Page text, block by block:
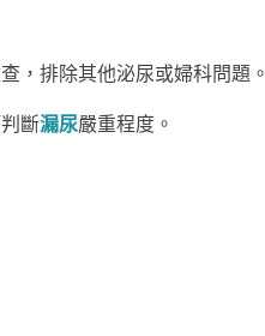
，排除其他泌尿或婦科問題。
斷漏尿嚴重程度。